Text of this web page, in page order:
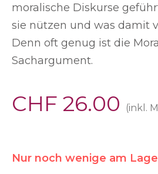
moralische Diskurse
sie nützen und was damit
Denn oft genug ist die
Sachargument.
CHF 26.00 (inkl.
Nur noch wenige am